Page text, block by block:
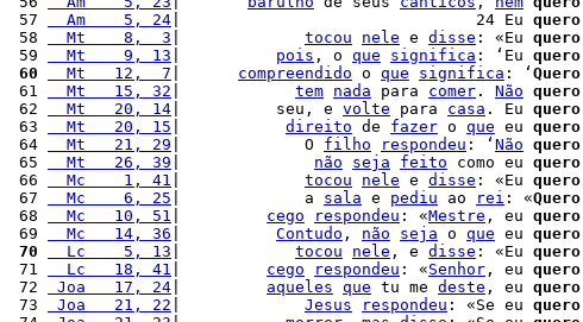
57
  Am    5, 24
|                               24 Eu quero
58
  Mt    8,  3
tocou nele e disse : «Eu quero
59
  Mt    9, 13
pois , o que significa : ‘Eu quero
60
  Mt   12,  7
compreendido o que significa : ‘ Quero
61
  Mt   15, 32
tem nada para comer . Não quero
62
  Mt   20, 14
|          seu, e volte para casa . Eu quero
63
  Mt   20, 15
direito de fazer o que eu quero
64
  Mt   21, 29
|             O filho respondeu : ‘ Não quero
65
  Mt   26, 39
não seja feito como eu quero
66
  Mc    1, 41
tocou nele e disse : «Eu quero
67
  Mc    6, 25
|             a sala e pediu ao rei : «Quero
68
  Mc   10, 51
cego respondeu : «Mestre , eu quero
69
  Mc   14, 36
Contudo , não seja o que eu quero
70
  Lc    5, 13
tocou nele , e disse : «Eu quero
71
  Lc   18, 41
cego respondeu : «Senhor , eu quero
72
Joa   17, 24 aqueles que tu me deste , eu quero
73
Joa   21, 22 Jesus respondeu : «Se eu quero